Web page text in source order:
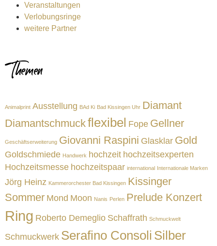
Veranstaltungen
Verlobungsringe
weitere Partner
Themen
Animalprint Ausstellung BAd Ki Bad Kissingen Uhr Diamant
Diamantschmuckflexibel Fope Gellner
Geschäftserweiterung Giovanni Raspini Glasklar Gold
Goldschmiede Handwerk hochzeit hochzeitsexperten
Hochzeitsmesse hochzeitspaar international Internationale Marken
Jörg Heinz Kammerorchester Bad Kissingen Kissinger
Sommer Mond Moon Nanis Perlen Prelude Konzert
Ring Roberto Demeglio Schaffrath Schmuckwelt
Schmuckwerk Serafino Consoli Silber